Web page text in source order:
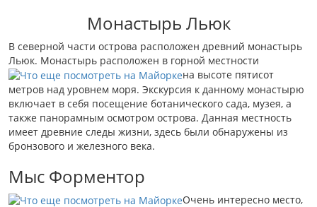
Монастырь Льюк
В северной части острова расположен древний монастырь
Льюк. Монастырь расположен в горной местности
на высоте пятисот
метров над уровнем моря. Экскурсия к данному монастырю
включает в себя посещение ботанического сада, музея, а
также панорамным осмотром острова. Данная местность
имеет древние следы жизни, здесь были обнаружены из
бронзового и железного века.
Мыс Форментор
Очень интересно место,